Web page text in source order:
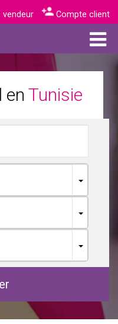
vendeur Compte client
en Tunisie